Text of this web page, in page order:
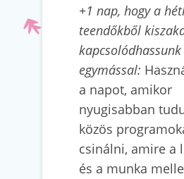
+1 nap, hogy a
teendőkből
kapcsolódhassunk
egymással:
a napot, amikor
nyugisabban
közös
csinálni, amire a
és a munka